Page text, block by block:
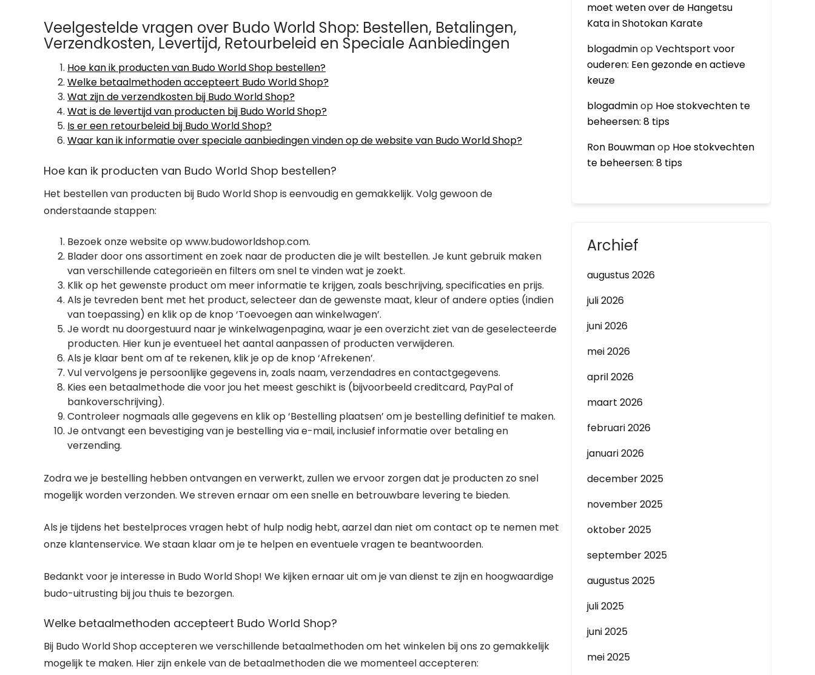
Veelgestelde vragen over Budo World Shop: Bestellen, Betalingen,
Verzendkosten, Levertijd, Retourbeleid en Speciale Aanbiedingen
Hoe kan ik producten van Budo World Shop bestellen?
Welke betaalmethoden accepteert Budo World Shop?
Wat zijn de verzendkosten bij Budo World Shop?
Wat is de levertijd van producten bij Budo World Shop?
Is er een retourbeleid bij Budo World Shop?
Waar kan ik informatie over speciale aanbiedingen vinden op de website van Budo World Shop?
Hoe kan ik producten van Budo World Shop bestellen?
Het bestellen van producten bij Budo World Shop is eenvoudig en gemakkelijk. Volg gewoon de
onderstaande stappen:
Bezoek onze website op www.budoworldshop.com.
Blader door ons assortiment en zoek naar de producten die je wilt bestellen. Je kunt gebruik maken
van verschillende categorieën en filters om snel te vinden wat je zoekt.
Klik op het gewenste product om meer informatie te krijgen, zoals beschrijving, specificaties en prijs.
Als je tevreden bent met het product, selecteer dan de gewenste maat, kleur of andere opties (indien
van toepassing) en klik op de knop ‘Toevoegen aan winkelwagen’.
Je wordt nu doorgestuurd naar je winkelwagenpagina, waar je een overzicht ziet van de geselecteerde
producten. Hier kun je eventueel het aantal aanpassen of producten verwijderen.
Als je klaar bent om af te rekenen, klik je op de knop ‘Afrekenen’.
Vul vervolgens je persoonlijke gegevens in, zoals naam, verzendadres en contactgegevens.
Kies een betaalmethode die voor jou het meest geschikt is (bijvoorbeeld creditcard, PayPal of
bankoverschrijving).
Controleer nogmaals alle gegevens en klik op ‘Bestelling plaatsen’ om je bestelling definitief te maken.
Je ontvangt een bevestiging van je bestelling via e-mail, inclusief informatie over betaling en
verzending.
Zodra we je bestelling hebben ontvangen en verwerkt, zullen we ervoor zorgen dat je producten zo snel
mogelijk worden verzonden. We streven ernaar om een snelle en betrouwbare levering te bieden.
Als je tijdens het bestelproces vragen hebt of hulp nodig hebt, aarzel dan niet om contact op te nemen met
onze klantenservice. We staan klaar om je te helpen en eventuele vragen te beantwoorden.
Bedankt voor je interesse in Budo World Shop! We kijken ernaar uit om je van dienst te zijn en hoogwaardige
budo-uitrusting bij jou thuis te bezorgen.
Welke betaalmethoden accepteert Budo World Shop?
Bij Budo World Shop accepteren we verschillende betaalmethoden om het winkelen bij ons zo gemakkelijk
mogelijk te maken. Hier zijn enkele van de betaalmethoden die we momenteel accepteren:
moet weten over de Hangetsu
Kata in Shotokan Karate
blogadminopVechtsport voor
ouderen: Een gezonde en actieve
keuze
blogadminop Hoe stokvechten te
beheersen: 8 tips
Ron Bouwmanop Hoe stokvechten
te beheersen: 8 tips
Archief
augustus 2026
juli 2026
juni 2026
mei 2026
april 2026
maart 2026
februari 2026
januari 2026
december 2025
november 2025
oktober 2025
september 2025
augustus 2025
juli 2025
juni 2025
mei 2025